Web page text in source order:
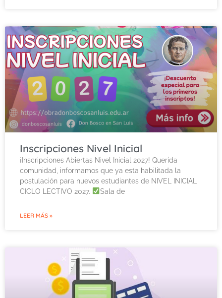
Inscripciones Nivel Inicial
¡Inscripciones Abiertas Nivel Inicial 2027! Querida
comunidad, informamos que ya esta habilitada la
postulación para nuevos estudiantes de NIVEL INICIAL
CICLO LECTIVO 2027.
Sala de
LEER MÁS »